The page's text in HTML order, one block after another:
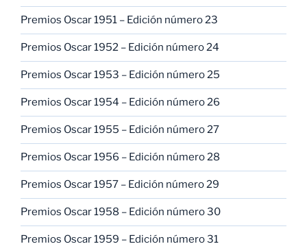
Premios Oscar 1951 – Edición número 23
Premios Oscar 1952 – Edición número 24
Premios Oscar 1953 – Edición número 25
Premios Oscar 1954 – Edición número 26
Premios Oscar 1955 – Edición número 27
Premios Oscar 1956 – Edición número 28
Premios Oscar 1957 – Edición número 29
Premios Oscar 1958 – Edición número 30
Premios Oscar 1959 – Edición número 31